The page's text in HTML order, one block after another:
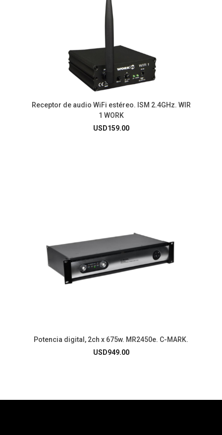
Receptor de audio WiFi estéreo. ISM 2.4GHz. WIR
1 WORK
USD159.00
Potencia digital, 2ch x 675w. MR2450e. C-MARK.
USD949.00